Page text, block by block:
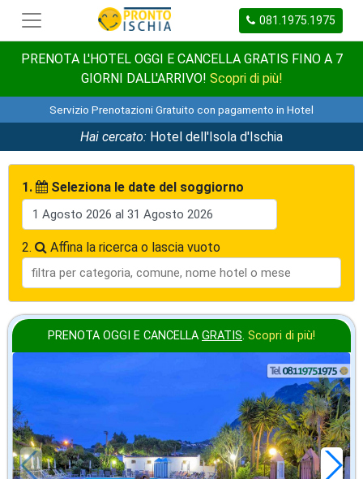
081.1975.1975
PRENOTA L'HOTEL OGGI E CANCELLA GRATIS FINO A 7
GIORNI DALL'ARRIVO! Scopri di più!
Servizio Prenotazioni Gratuito con pagamento in Hotel
Hai cercato: Hotel dell'Isola d'Ischia
1. Seleziona le date del soggiorno
2. Affina la ricerca o lascia vuoto
PRENOTA OGGI E CANCELLA GRATIS. Scopri di più!
in offerta da
€88,43
a notte